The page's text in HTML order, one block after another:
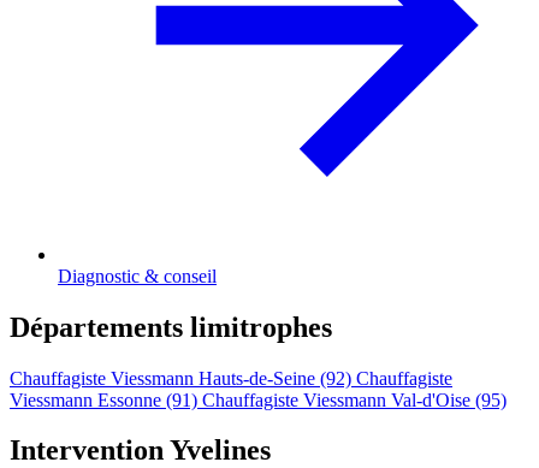
Diagnostic & conseil
Départements limitrophes
Chauffagiste Viessmann Hauts-de-Seine (92) Chauffagiste
Viessmann Essonne (91) Chauffagiste Viessmann Val-d'Oise (95)
Intervention Yvelines